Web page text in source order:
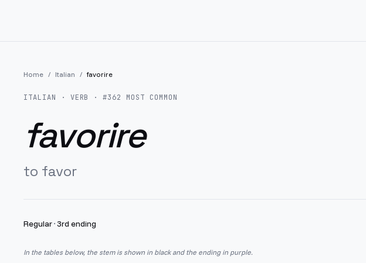
Home / Italian / favorire
ITALIAN · VERB · #362 MOST COMMON
favorire
to favor
Regular·3rd ending
In the tables below, the stem is shown in black and the ending in purple.